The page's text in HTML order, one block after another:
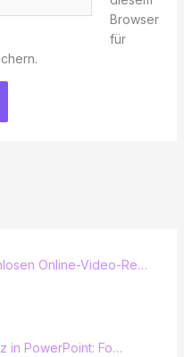
Browser
für
Online-Video-Re…
in PowerPoint: Fo…